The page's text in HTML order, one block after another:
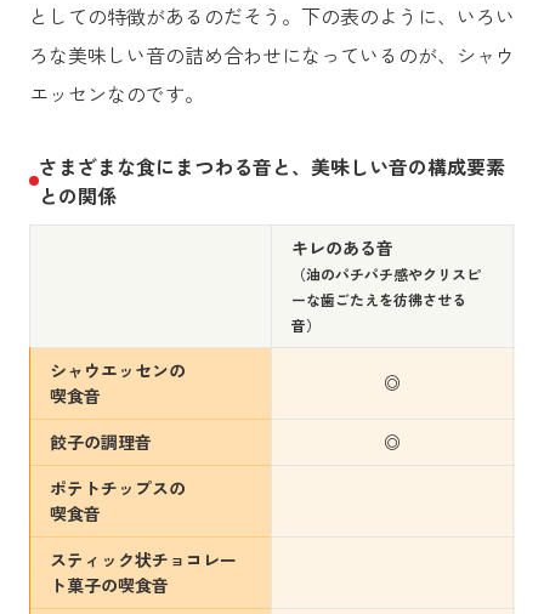
としての特徴があるのだそう。下の表のように、いろい
ろな美味しい音の詰め合わせになっているのが、シャウ
エッセンなのです。
さまざまな食にまつわる音と、美味しい音の構成要素
との関係
キレのある音
（油のパチパチ感やクリスピ
ーな歯ごたえを彷彿させる
音）
シャウエッセンの
喫食音
◎
餃子の調理音
◎
ポテトチップスの
喫食音
スティック状チョコレー
ト菓子の喫食音